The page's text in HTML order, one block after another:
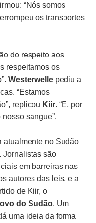
“Nós somos
os transportes
do respeito aos
respeitamos os
Westerwelle pediu a
“Estamos
replicou Kiir. “E, por
sangue”.
atualmente no Sudão
Jornalistas são
em barreiras nas
autores das leis, e a
de Kiir, o
do Sudão. Um
uma ideia da forma